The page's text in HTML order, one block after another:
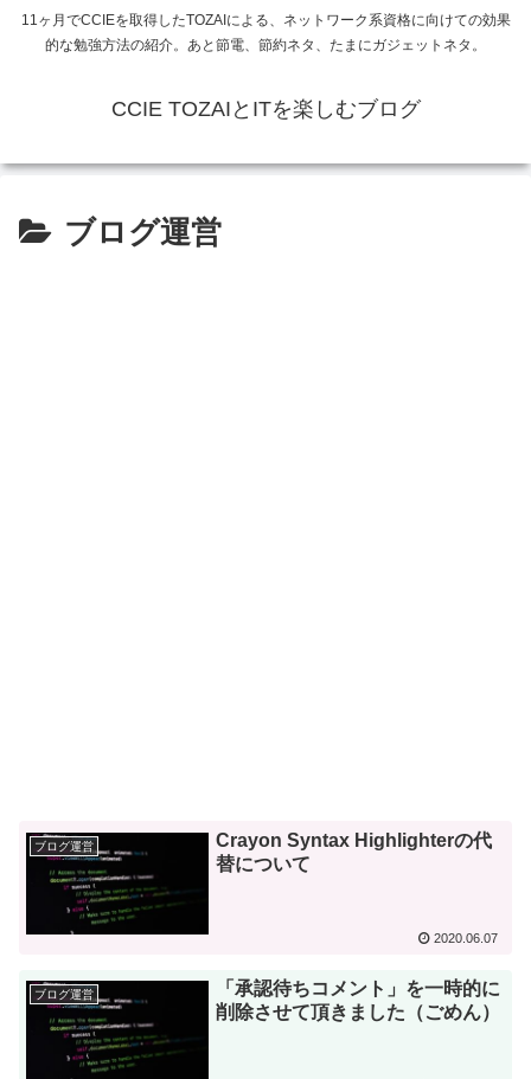
11ヶ月でCCIEを取得したTOZAIによる、ネットワーク系資格に向けての効果
的な勉強方法の紹介。あと節電、節約ネタ、たまにガジェットネタ。
CCIE TOZAIとITを楽しむブログ
ブログ運営
ブログ運営
Crayon Syntax Highlighterの代
替について
2020.06.07
ブログ運営
「承認待ちコメント」を一時的に
削除させて頂きました（ごめん）